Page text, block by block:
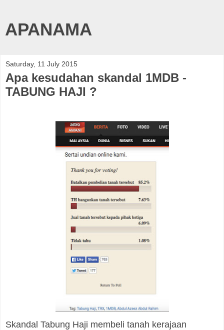
APANAMA
Saturday, 11 July 2015
Apa kesudahan skandal 1MDB -
TABUNG HAJI ?
Skandal Tabung Haji membeli tanah kerajaan